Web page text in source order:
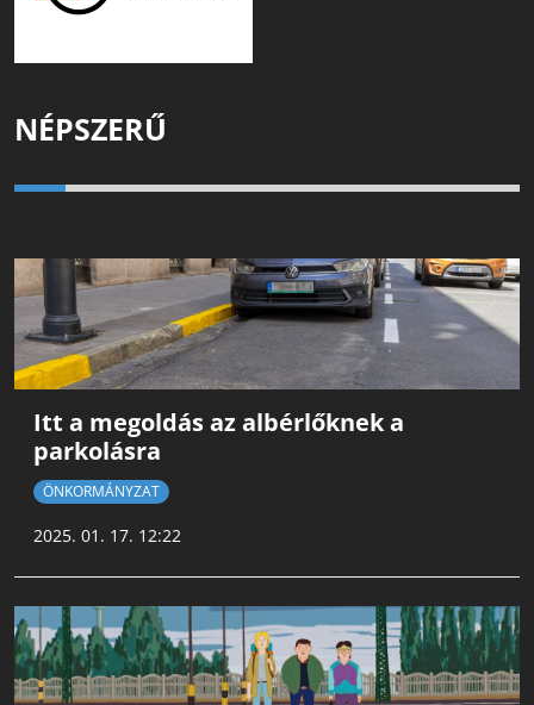
NÉPSZERŰ
Itt a megoldás az albérlőknek a
parkolásra
ÖNKORMÁNYZAT
2025. 01. 17. 12:22